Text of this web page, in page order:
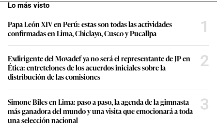
Lo más visto
Papa León XIV en Perú: estas son todas las actividades
confirmadas en Lima, Chiclayo, Cusco y Pucallpa
1
Exdirigente del Movadef ya no será el representante de JP en
Ética: entretelones de los acuerdos iniciales sobre la
distribución de las comisiones
2
Simone Biles en Lima: paso a paso, la agenda de la gimnasta
más ganadora del mundo y una visita que emocionará a toda
una selección nacional
3